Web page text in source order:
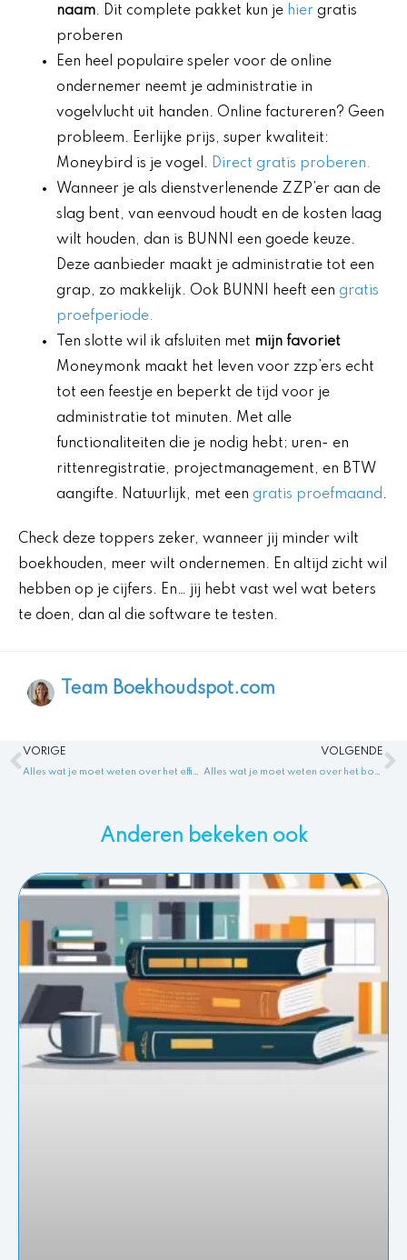
naam. Dit complete pakket kun je hier gratis
proberen
Een heel populaire speler voor de online
ondernemer neemt je administratie in
vogelvlucht uit handen. Online factureren? Geen
probleem. Eerlijke prijs, super kwaliteit:
Moneybird is je vogel. Direct gratis proberen.
Wanneer je als dienstverlenende ZZP’er aan de
slag bent, van eenvoud houdt en de kosten laag
wilt houden, dan is BUNNI een goede keuze.
Deze aanbieder maakt je administratie tot een
grap, zo makkelijk. Ook BUNNI heeft een gratis
proefperiode.
Ten slotte wil ik afsluiten met mijn favoriet
Moneymonk maakt het leven voor zzp’ers echt
tot een feestje en beperkt de tijd voor je
administratie tot minuten. Met alle
functionaliteiten die je nodig hebt; uren- en
rittenregistratie, projectmanagement, en BTW
aangifte. Natuurlijk, met een gratis proefmaand .
Check deze toppers zeker, wanneer jij minder wilt
boekhouden, meer wilt ondernemen. En altijd zicht wil
hebben op je cijfers. En… jij hebt vast wel wat beters
te doen, dan al die software te testen.
Team Boekhoudspot.com
Vorige
VORIGE VOLGENDE
Anderen bekeken ook